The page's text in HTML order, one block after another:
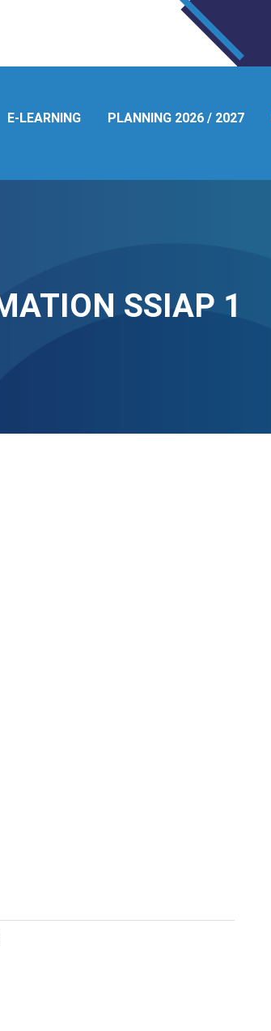
E-LEARNING PLANNING 2026 / 2027
SSIAP 1